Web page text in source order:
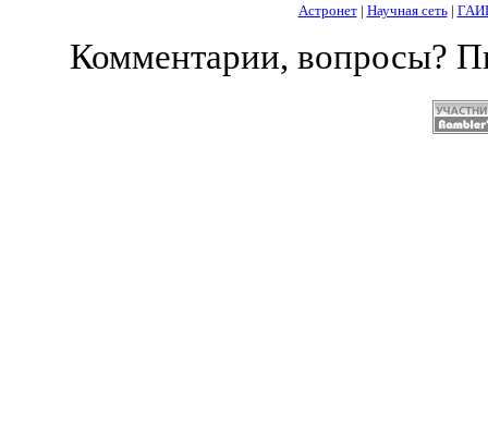
Астронет| Научная сеть|
Комментарии, вопросы?